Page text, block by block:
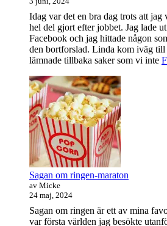
Idag var det en bra dag trots att
hel del gjort efter jobbet. Jag lade
Facebook och jag hittade någon
den bortforslad. Linda kom iväg
lämnade tillbaka saker som vi inte
Sagan om ringen-maraton
av Micke
24 maj, 2024
Sagan om ringen är ett av mina
var första världen jag besökte